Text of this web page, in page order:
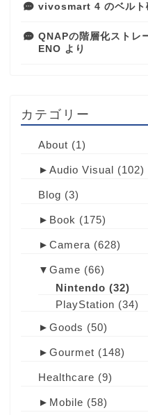
vivosmart 4 のベルト
QNAPの階層化ストレ
ENO より
カテゴリー
About (1)
► Audio Visual (102)
Blog (3)
► Book (175)
► Camera (628)
▼ Game (66)
Nintendo (32)
PlayStation (34)
► Goods (50)
► Gourmet (148)
Healthcare (9)
► Mobile (58)